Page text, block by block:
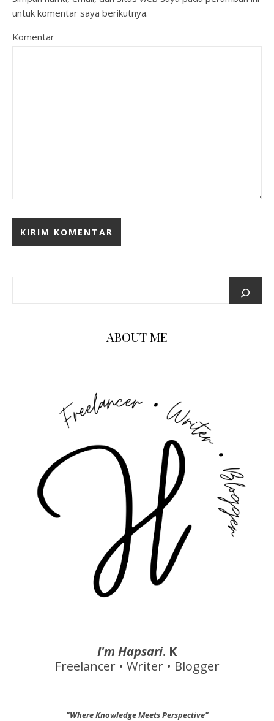
untuk komentar saya berikutnya.
Komentar
ABOUT ME
I'm Hapsari. K
Freelancer • Writer • Blogger
"Where Knowledge Meets Perspective"